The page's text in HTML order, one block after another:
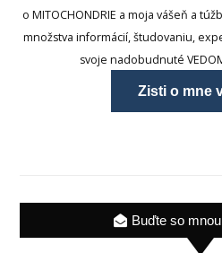
o MITOCHONDRIE a moja vášeň a
množstva informácií, študovaniu,
svoje nadobudnuté
Zisti o mne
Buďte so